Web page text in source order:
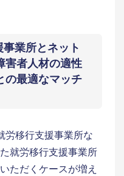
業所とネット
害者人材の適性
の最適なマッチ
労移行支援事業所な
就労移行支援事業所
ただくケースが増え